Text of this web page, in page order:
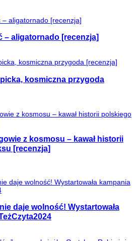
– aligatornado [recenzja]
kosmiczna przygoda
z kosmosu – kawał historii
[recenzja]
daje wolność! Wystartowała